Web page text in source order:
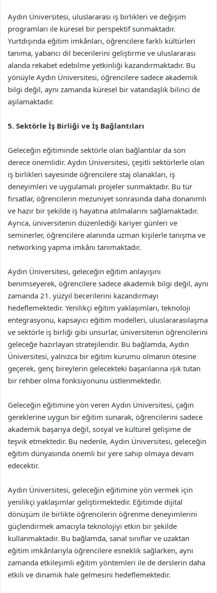
Aydın Üniversitesi, uluslararası iş birlikleri ve değişim
programları ile küresel bir perspektif sunmaktadır.
Yurtdışında eğitim imkânları, öğrencilere farklı kültürleri
tanıma, yabancı dil becerilerini geliştirme ve uluslararası
alanda rekabet edebilme yetkinliği kazandırmaktadır. Bu
yönüyle Aydın Üniversitesi, öğrencilere sadece akademik
bilgi değil, aynı zamanda küresel bir vatandaşlık bilinci de
aşılamaktadır.
5. Sektörle İş Birliği ve İş Bağlantıları
Geleceğin eğitiminde sektörle olan bağlantılar da son
derece önemlidir. Aydın Üniversitesi, çeşitli sektörlerle olan
iş birlikleri sayesinde öğrencilere staj olanakları, iş
deneyimleri ve uygulamalı projeler sunmaktadır. Bu tür
fırsatlar, öğrencilerin mezuniyet sonrasında daha donanımlı
ve hazır bir şekilde iş hayatına atılmalarını sağlamaktadır.
Ayrıca, üniversitenin düzenlediği kariyer günleri ve
seminerler, öğrencilere alanında uzman kişilerle tanışma ve
networking yapma imkânı tanımaktadır.
Aydın Üniversitesi, geleceğin eğitim anlayışını
benimseyerek, öğrencilere sadece akademik bilgi değil, aynı
zamanda 21. yüzyıl becerilerini kazandırmayı
hedeflemektedir. Yenilikçi eğitim yaklaşımları, teknoloji
entegrasyonu, kapsayıcı eğitim modelleri, uluslararasılaşma
ve sektörle iş birliği gibi unsurlar, üniversitenin öğrencilerini
geleceğe hazırlayan stratejileridir. Bu bağlamda, Aydın
Üniversitesi, yalnızca bir eğitim kurumu olmanın ötesine
geçerek, genç bireylerin gelecekteki başarılarına ışık tutan
bir rehber olma fonksiyonunu üstlenmektedir.
Geleceğin eğitimine yön veren Aydın Üniversitesi, çağın
gereklerine uygun bir eğitim sunarak, öğrencilerini sadece
akademik başarıya değil, sosyal ve kültürel gelişime de
teşvik etmektedir. Bu nedenle, Aydın Üniversitesi, geleceğin
eğitim dünyasında önemli bir yere sahip olmaya devam
edecektir.
Aydın Üniversitesi, geleceğin eğitimine yön vermek için
yenilikçi yaklaşımlar geliştirmektedir. Eğitimde dijital
dönüşüm ile birlikte öğrencilerin öğrenme deneyimlerini
güçlendirmek amacıyla teknolojiyi etkin bir şekilde
kullanmaktadır. Bu bağlamda, sanal sınıflar ve uzaktan
eğitim imkânlarıyla öğrencilere esneklik sağlarken, aynı
zamanda etkileşimli eğitim yöntemleri ile de derslerin daha
etkili ve dinamik hale gelmesini hedeflemektedir.